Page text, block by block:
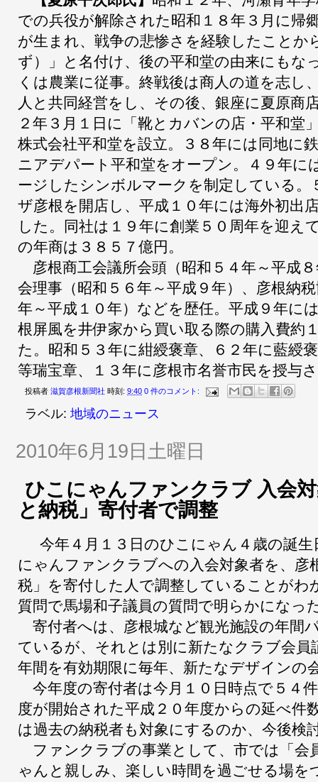
での兵役が解除された昭和１８年３月に帰
が生まれ、戦争の悲惨さを経験したことか
ず）」と名付け、後の平和堂の由来にもな
くは農業に従事。終戦後は商人の道を志し
人と共同経営をし、その後、銀座に夏原商
２年３月１日に「靴とカバンの店・平和堂
株式会社平和堂を設立。３８年には同地に
ニアデパート平和堂をオープン。４９年に
ージしたシンボルマークを制定している。
ザ彦根を開店し、平成１０年には海外初出
した。同社は１９年に創業５０周年を迎え
の年商は３８５７億円。
彦根商工会議所会頭（昭和５４年～平成
会理事（昭和５６年～平成９年）、彦根納
年～平成１０年）などを歴任。平成９年に
根屏風を井伊家から買い取る際の購入費約
た。昭和５３年に紺綬褒章、６２年に藍綬
等瑞宝章、１３年に彦根市名誉市民を授与
投稿者 滋賀彦根新聞社 時刻: 9:40 0 件のコメント:
ラベル: 地域のニュース
2010年6月19日土曜日
ひこにゃんファンクラブ 入会
と納税」寄付者で調整
今年４月１３日のひこにゃん４歳の誕
にゃんファンクラブへの入会対象者を、彦
税」を寄付した人で調整していることがわ
質問で馬場和子議員の質問で明らかになっ
寄付者へは、彦根城など観光施設の年間
ているが、それとは別に新たなクラブ会員
年間を有効期限に毎年、新たなデザインの
今年度の寄付者は今月１０日時点で５４
度が開始された平成２０年度からの延べ件
は過去の納税者も対象にするのか、今後検
ファンクラブの事業として、市では「会
ゃんと親しみ、楽しい時間を過ごせる場を